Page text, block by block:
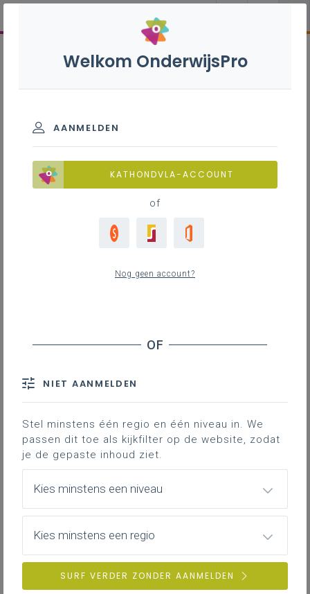
Welkom OnderwijsPro
AANMELDEN
KATHONDVLA-ACCOUNT
of
Nog geen account?
NIET AANMELDEN
Stel minstens één regio en één niveau in. We
passen dit toe als kijkfilter op de website, zodat
je de gepaste inhoud ziet.
Kies minstens een niveau
Kies minstens een regio
SURF VERDER ZONDER AANMELDEN